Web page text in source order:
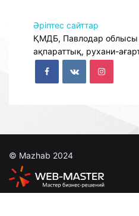
Әріптес сайттар
ҚМДБ, Павлодар облысы
ақпараттық, рухани-
© Mazhab 2024